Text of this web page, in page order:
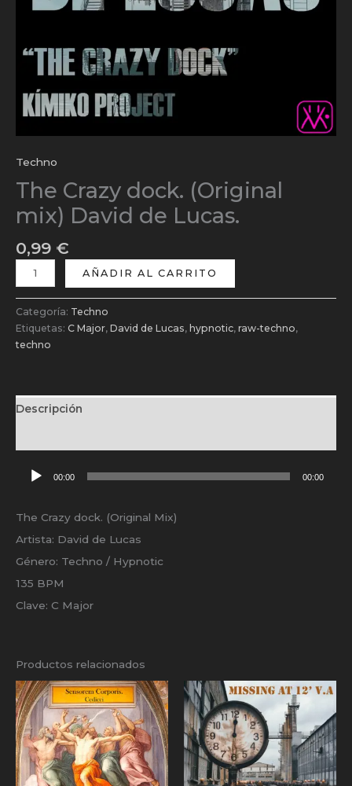
Techno
The Crazy dock. (Original
mix) David de Lucas.
0,99 €
AÑADIR AL CARRITO
Categoría: Techno
Etiquetas: C Major, David de Lucas, hypnotic, raw-techno,
techno
Descripción
Reproductor
00:00 00:00
The Crazy dock. (Original Mix)
Artista: David de Lucas
Género: Techno / Hypnotic
135 BPM
Clave: C Major
Productos relacionados